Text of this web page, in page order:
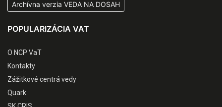
Archívna verzia VEDA NA DOSAH
POPULARIZÁCIA VAT
O NCP VaT
Kontakty
Zážitkové centrá vedy
Quark